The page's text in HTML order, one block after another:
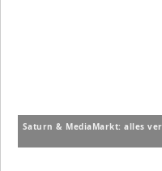
Saturn & MediaMarkt: alles